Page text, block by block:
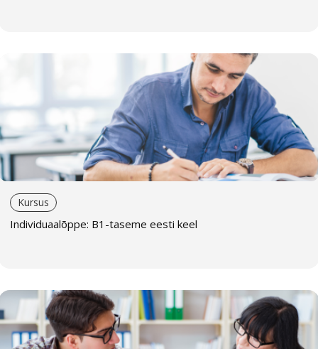
Kursus
Individuaalõppe: B1-taseme eesti keel